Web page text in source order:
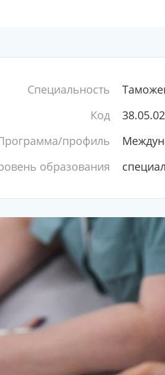
Специальность
Код
38.05.02
профиль
образования